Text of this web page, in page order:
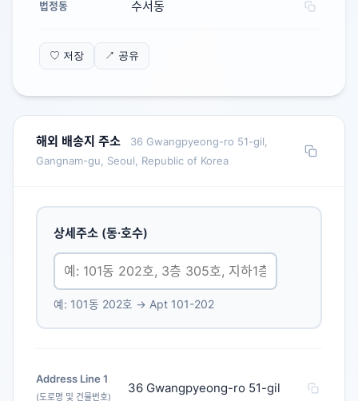
법정동 수서동
♡ 저장 ↗ 공유
해외 배송지 주소
36 Gwangpyeong-ro 51-gil,
Gangnam-gu, Seoul, Republic of Korea
상세주소 (동·호수)
예: 101동 202호 → Apt 101-202
Address Line 1
(도로명 및 건물번호)
36 Gwangpyeong-ro 51-gil